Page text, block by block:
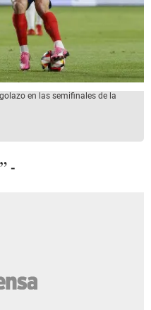
en las semifinales de la
-